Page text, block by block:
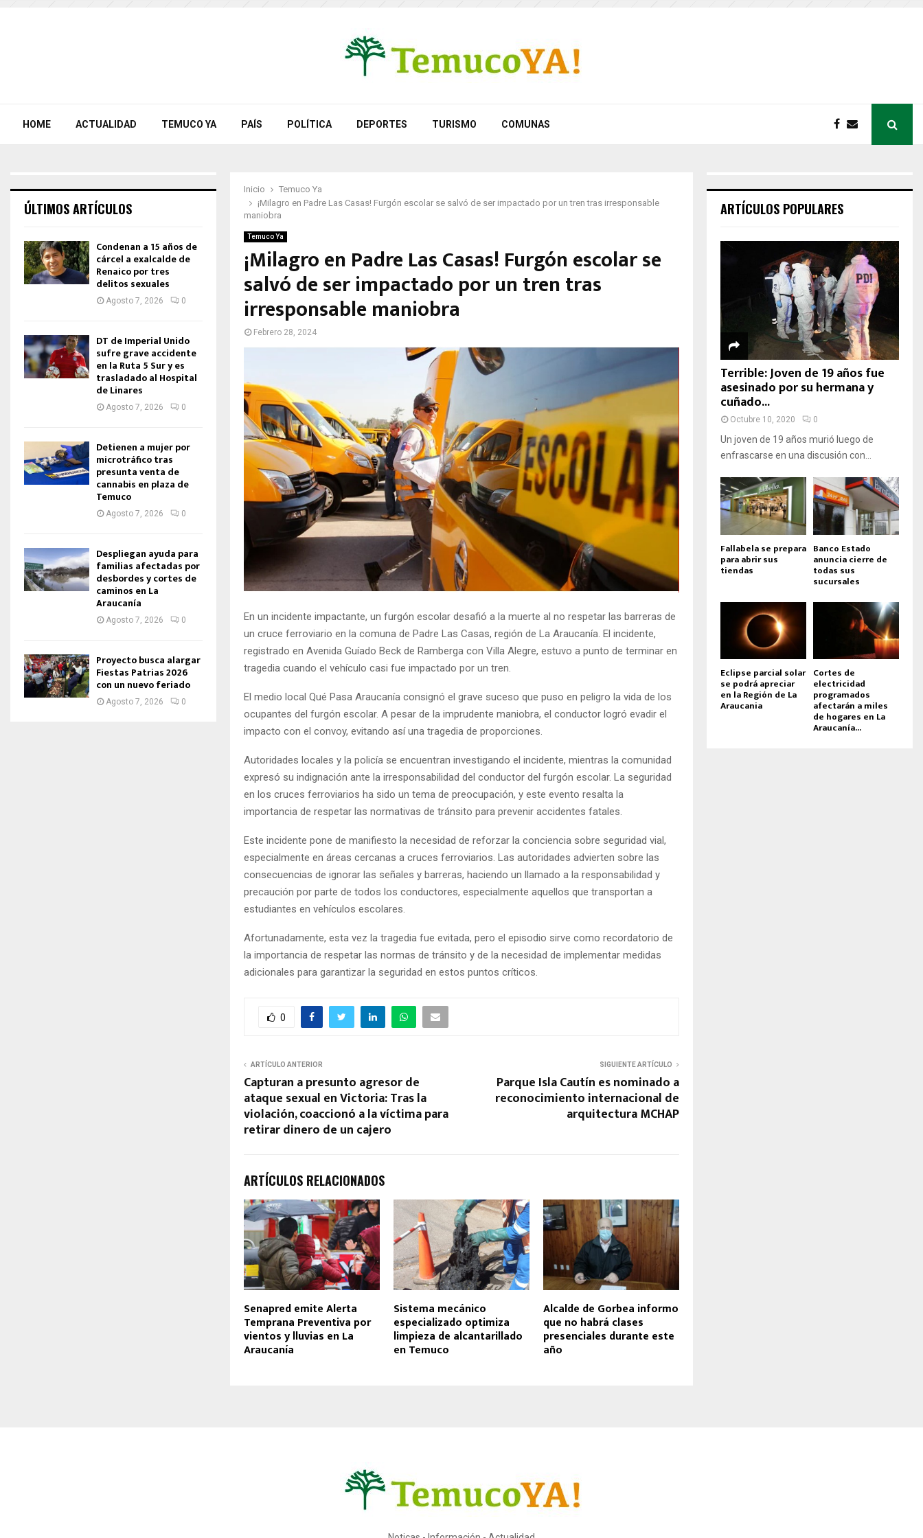
HOME ACTUALIDAD TEMUCO YA PAÍS POLÍTICA DEPORTES TURISMO COMUNAS
Inicio
Temuco Ya
¡Milagro en Padre Las Casas! Furgón escolar se salvó de ser impactado por un tren tras irresponsable
maniobra
Temuco Ya
¡Milagro en Padre Las Casas! Furgón escolar se
salvó de ser impactado por un tren tras
irresponsable maniobra
Febrero 28, 2024
En un incidente impactante, un furgón escolar desafió a la muerte al no respetar las barreras de
un cruce ferroviario en la comuna de Padre Las Casas, región de La Araucanía. El incidente,
registrado en Avenida Guíado Beck de Ramberga con Villa Alegre, estuvo a punto de terminar en
tragedia cuando el vehículo casi fue impactado por un tren.
El medio local Qué Pasa Araucanía consignó el grave suceso que puso en peligro la vida de los
ocupantes del furgón escolar. A pesar de la imprudente maniobra, el conductor logró evadir el
impacto con el convoy, evitando así una tragedia de proporciones.
Autoridades locales y la policía se encuentran investigando el incidente, mientras la comunidad
expresó su indignación ante la irresponsabilidad del conductor del furgón escolar. La seguridad
en los cruces ferroviarios ha sido un tema de preocupación, y este evento resalta la
importancia de respetar las normativas de tránsito para prevenir accidentes fatales.
Este incidente pone de manifiesto la necesidad de reforzar la conciencia sobre seguridad vial,
especialmente en áreas cercanas a cruces ferroviarios. Las autoridades advierten sobre las
consecuencias de ignorar las señales y barreras, haciendo un llamado a la responsabilidad y
precaución por parte de todos los conductores, especialmente aquellos que transportan a
estudiantes en vehículos escolares.
Afortunadamente, esta vez la tragedia fue evitada, pero el episodio sirve como recordatorio de
la importancia de respetar las normas de tránsito y de la necesidad de implementar medidas
adicionales para garantizar la seguridad en estos puntos críticos.
0
ARTÍCULO ANTERIOR
Capturan a presunto agresor de
ataque sexual en Victoria: Tras la
violación, coaccionó a la víctima para
retirar dinero de un cajero
SIGUIENTE ARTÍCULO
Parque Isla Cautín es nominado a
reconocimiento internacional de
arquitectura MCHAP
ARTÍCULOS RELACIONADOS
Senapred emite Alerta
Temprana Preventiva por
vientos y lluvias en La
Araucanía
Sistema mecánico
especializado optimiza
limpieza de alcantarillado
en Temuco
Alcalde de Gorbea informo
que no habrá clases
presenciales durante este
año
ÚLTIMOS ARTÍCULOS
Condenan a 15 años de
cárcel a exalcalde de
Renaico por tres
delitos sexuales
Agosto 7, 2026 0
DT de Imperial Unido
sufre grave accidente
en la Ruta 5 Sur y es
trasladado al Hospital
de Linares
Agosto 7, 2026 0
Detienen a mujer por
microtráfico tras
presunta venta de
cannabis en plaza de
Temuco
Agosto 7, 2026 0
Despliegan ayuda para
familias afectadas por
desbordes y cortes de
caminos en La
Araucanía
Agosto 7, 2026 0
Proyecto busca alargar
Fiestas Patrias 2026
con un nuevo feriado
Agosto 7, 2026 0
ARTÍCULOS POPULARES
Terrible: Joven de 19 años fue
asesinado por su hermana y
cuñado...
Octubre 10, 2020 0
Un joven de 19 años murió luego de
enfrascarse en una discusión con...
Fallabela se prepara
para abrir sus
tiendas
Banco Estado
anuncia cierre de
todas sus
sucursales
Eclipse parcial solar
se podrá apreciar
en la Región de La
Araucania
Cortes de
electricidad
programados
afectarán a miles
de hogares en La
Araucanía...